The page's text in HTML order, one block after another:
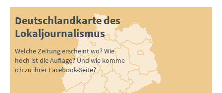
Deutschlandkarte des
Lokaljournalismus
Welche Zeitung erscheint wo? Wie
hoch ist die Auflage? Und wie komme
ich zu ihrer Facebook-Seite?